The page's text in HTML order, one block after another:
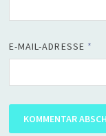
E-MAIL-ADRESSE *